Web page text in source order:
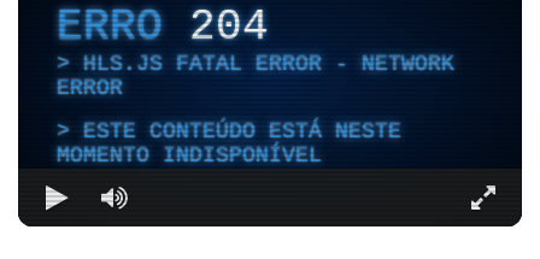
ERRO204
HLS.JS FATAL ERROR - NETWORK
ERROR
ESTE CONTEÚDO ESTÁ NESTE
MOMENTO INDISPONÍVEL